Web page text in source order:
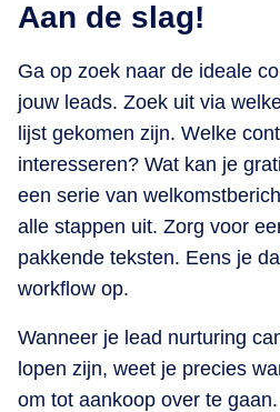
Aan de slag!
Ga op zoek naar de ideale
jouw leads. Zoek uit via
lijst gekomen zijn. Welke
interesseren? Wat kan je
een serie van
alle stappen uit. Zorg voor
pakkende teksten. Eens je
workflow op.
Wanneer je lead nurturing
lopen zijn, weet je precies
om tot aankoop over te